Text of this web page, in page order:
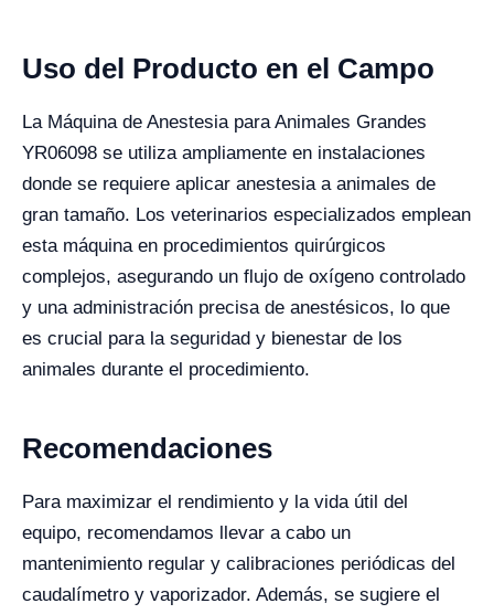
Uso del Producto en el Campo
La Máquina de Anestesia para Animales Grandes
YR06098 se utiliza ampliamente en instalaciones
donde se requiere aplicar anestesia a animales de
gran tamaño. Los veterinarios especializados emplean
esta máquina en procedimientos quirúrgicos
complejos, asegurando un flujo de oxígeno controlado
y una administración precisa de anestésicos, lo que
es crucial para la seguridad y bienestar de los
animales durante el procedimiento.
Recomendaciones
Para maximizar el rendimiento y la vida útil del
equipo, recomendamos llevar a cabo un
mantenimiento regular y calibraciones periódicas del
caudalímetro y vaporizador. Además, se sugiere el